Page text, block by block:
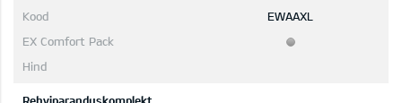
EWAAXL